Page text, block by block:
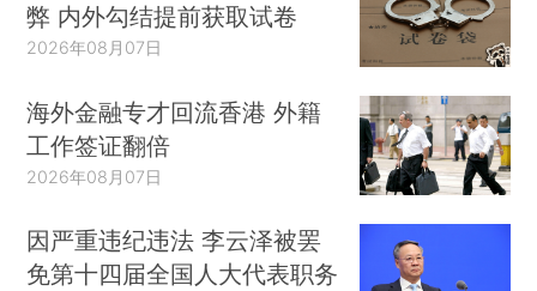
弊 内外勾结提前获取试卷
2026年08月07日
海外金融专才回流香港 外籍
工作签证翻倍
2026年08月07日
因严重违纪违法 李云泽被罢
免第十四届全国人大代表职务